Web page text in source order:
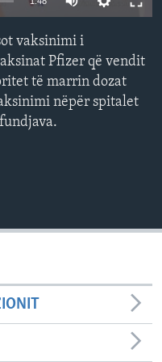
vaksinimi i
Pfizer që vendit
të marrin dozat
nëpër spitalet